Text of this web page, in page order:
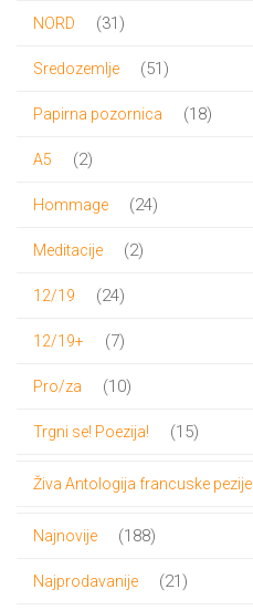
NORD 3131
Sredozemlje 5151
Papirna pozornica 1818
A5 22
Hommage 2424
Meditacije 22
12/19 2424
12/19+ 77
Pro/za 1010
Trgni se! Poezija! 1515
Živa Antologija francuske pezije
Najnovije 188188
Najprodavanije 2121